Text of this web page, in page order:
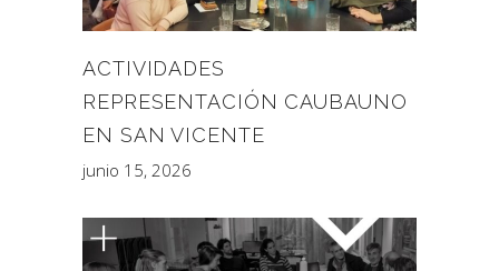
ACTIVIDADES
REPRESENTACIÓN CAUBAUNO
EN SAN VICENTE
junio 15, 2026